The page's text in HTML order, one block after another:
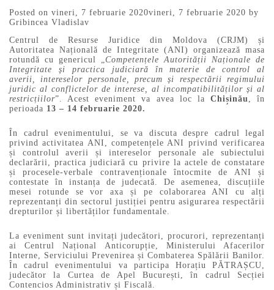
Posted on vineri, 7 februarie 2020vineri, 7 februarie 2020 by
Gribincea Vladislav
Centrul de Resurse Juridice din Moldova (CRJM) și
Autoritatea Națională de Integritate (ANI) organizează masa
rotundă cu genericul „ Competențele Autorității Naționale de
Integritate și practica judiciară în materie de control al
averii, intereselor personale, precum și respectării regimului
juridic al conflictelor de interese, al incompatibilităților și al
restricțiilor”. Acest eveniment va avea loc la Chișinău
, în
perioada 13 – 14 februarie 2020.
În cadrul evenimentului, se va discuta despre cadrul legal
privind activitatea ANI, competențele ANI privind verificarea
și controlul averii și intereselor personale ale subiectului
declarării, practica judiciară cu privire la actele de constatare
și procesele-verbale contravenționale întocmite de ANI și
contestate în instanța de judecată. De asemenea, discuțiile
mesei rotunde se vor axa și pe colaborarea ANI cu alți
reprezentanți din sectorul justiției pentru asigurarea respectării
drepturilor și libertăților fundamentale.
La eveniment sunt invitați judecători, procurori, reprezentanți
ai Centrul Național Anticorupție, Ministerului Afacerilor
Interne, Serviciului Prevenirea și Combaterea Spălării Banilor.
În cadrul evenimentului va participa Horațiu PĂTRAȘCU,
judecător la Curtea de Apel București, în cadrul Secției
Contencios Administrativ și Fiscală.